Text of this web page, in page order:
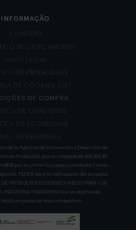
INFORMAÇÃO
CONTATO
O SEU ORÇAMENTO
AVISO LEGAL
DE PRIVACIDADE
DE COOKIES (UE)
DE COMPRA
DE QUALIDADE
DE ECODESIGN
DE DENÚNCIA
de la Agencia de Innovación y Desarrollo de
de Andalucía, por un importe de 429.393,40
80% por la Unión Europea a través del Fondo
FEDER para la realización del proyecto
PRODUCTOS ECODESECHABLES PARA LOS
INDUSTRIA Y SANITARIO con el objetivo de
empresarial más competitivo.